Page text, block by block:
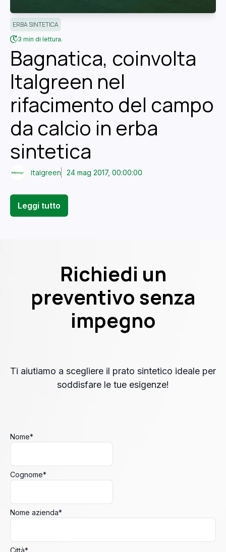
ERBA SINTETICA
3 min di lettura.
Bagnatica, coinvolta
Italgreen nel
rifacimento del campo
da calcio in erba
sintetica
Italgreen 24 mag 2017, 00:00:00
Leggi tutto
Richiedi un
preventivo senza
impegno
Ti aiutiamo a scegliere il prato sintetico ideale per
soddisfare le tue esigenze!
Nome*
Cognome*
Nome azienda*